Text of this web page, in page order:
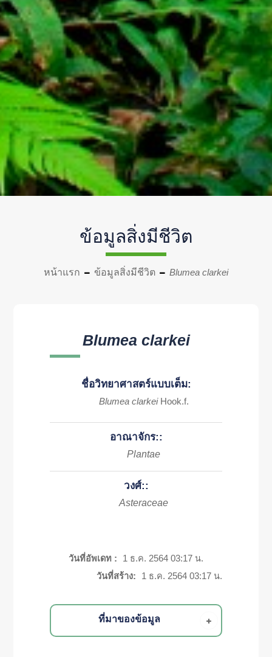
ข้อมูลสิ่งมีชีวิต
หน้าแรก ข้อมูลสิ่งมีชีวิต Blumea clarkei
Blumea clarkei
ชื่อวิทยาศาสตร์แบบเต็ม:
Blumea clarkei Hook.f.
อาณาจักร::
Plantae
วงศ์::
Asteraceae
วันที่อัพเดท :
1 ธ.ค. 2564 03:17 น.
วันที่สร้าง:
1 ธ.ค. 2564 03:17 น.
ที่มาของข้อมูล